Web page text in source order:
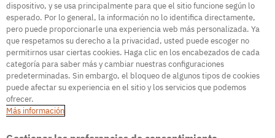
500
Internal Error Server
It seems we're experiencing some technical
difficulties. Try refreshing the page or go to the
homepage
dispositivo, y se usa principalmente para que el sitio funcione según lo
esperado. Por lo general, la información no lo identifica directamente,
pero puede proporcionarle una experiencia web más personalizada. Ya
que respetamos su derecho a la privacidad, usted puede escoger no
permitirnos usar ciertas cookies. Haga clic en los encabezados de cada
categoría para saber más y cambiar nuestras configuraciones
predeterminadas. Sin embargo, el bloqueo de algunos tipos de cookies
puede afectar su experiencia en el sitio y los servicios que podemos
ofrecer.
Más información